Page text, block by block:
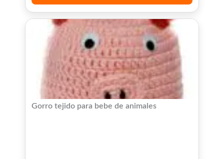
Gorro tejido para bebe de animales